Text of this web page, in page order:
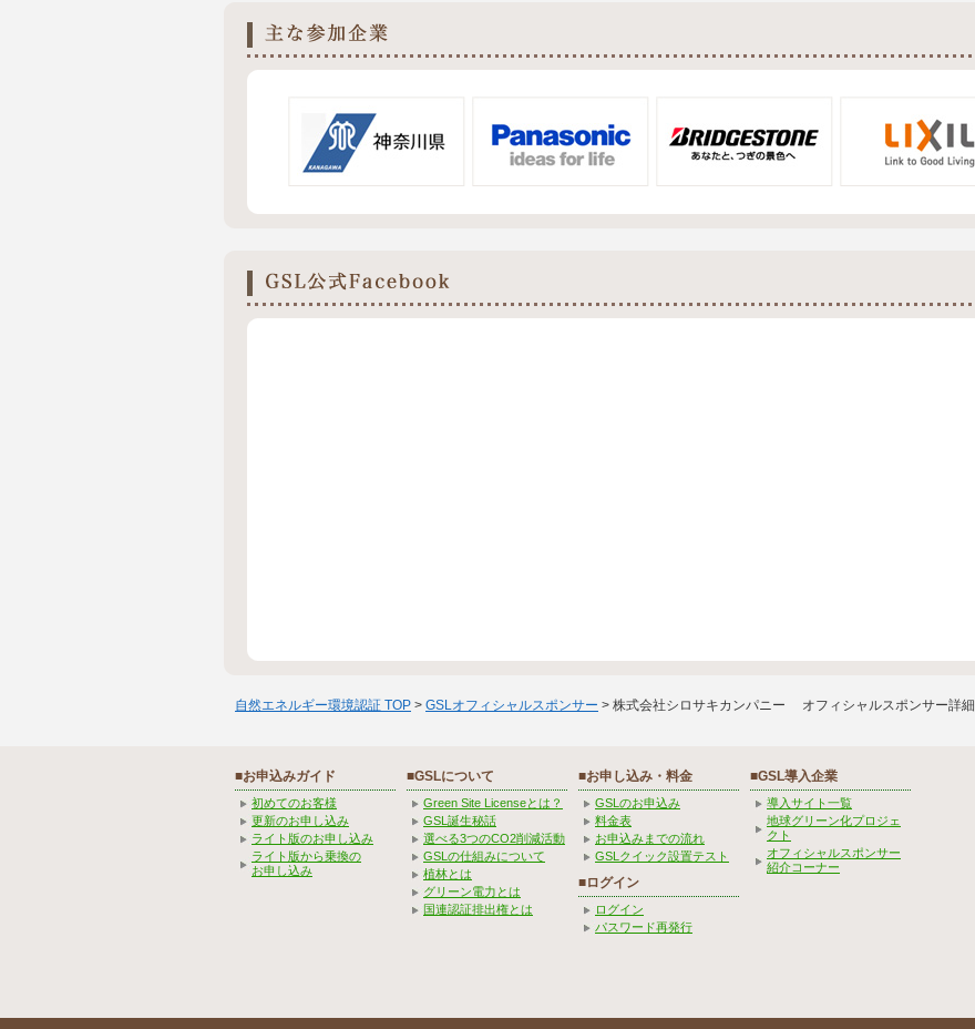
自然エネルギー環境認証 TOP > GSLオフィシャルスポンサー > 株式会社シロサキカンパニー オフィシャルスポンサー詳細
■お申込みガイド
初めてのお客様
更新のお申し込み
ライト版のお申し込み
ライト版から乗換の
お申し込み
■GSLについて
Green Site Licenseとは？
GSL誕生秘話
選べる3つのCO2削減活動
GSLの仕組みについて
植林とは
グリーン電力とは
国連認証排出権とは
■お申し込み・料金
GSLのお申込み
料金表
お申込みまでの流れ
GSLクイック設置テスト
■ログイン
ログイン
パスワード再発行
■GSL導入企業
導入サイト一覧
地球グリーン化プロジェ
クト
オフィシャルスポンサー
紹介コーナー